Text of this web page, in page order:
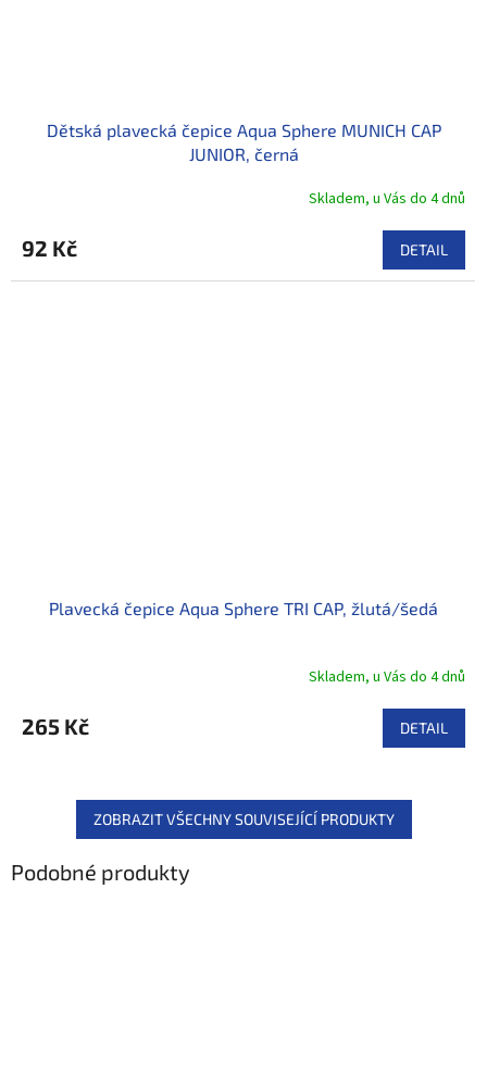
Dětská plavecká čepice Aqua Sphere MUNICH CAP
JUNIOR, černá
Skladem, u Vás do 4 dnů
92 Kč DETAIL
Plavecká čepice Aqua Sphere TRI CAP, žlutá/šedá
Skladem, u Vás do 4 dnů
265 Kč DETAIL
ZOBRAZIT VŠECHNY SOUVISEJÍCÍ PRODUKTY
Podobné produkty